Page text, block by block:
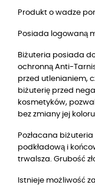
Produkt o wadze
Posiada logowaną
Biżuteria posiada
ochronną Anti-
przed utlenianiem,
biżuterię przed
kosmetyków,
bez zmiany jej
Pozłacana
podkładową i
trwalsza. Grubość
Istnieje możliwość